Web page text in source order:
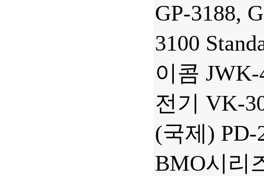
GP-3188,
3100
이콤
전기 VK-
(국제) PD-
BMO시리